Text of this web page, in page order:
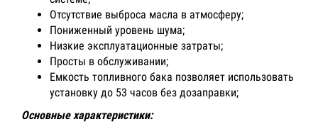
Отсутствие выброса масла в атмосферу;
Пониженный уровень шума;
Низкие эксплуатационные затраты;
Просты в обслуживании;
Емкость топливного бака позволяет использовать
установку до 53 часов без дозаправки;
Основные характеристики: